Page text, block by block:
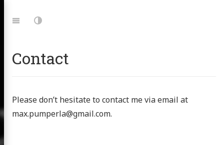
to:Navigation
Dark
Contact
Please don’t hesitate to contact me via email at
max.pumperla@gmail.com.